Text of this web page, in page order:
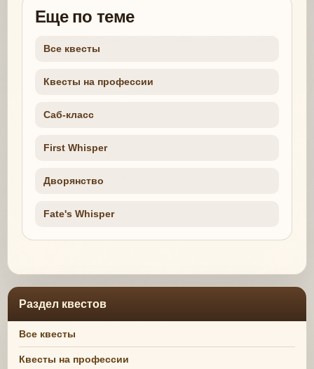
Еще по теме
Все квесты
Квесты на профессии
Саб-класс
First Whisper
Дворянство
Fate's Whisper
Раздел квестов
Все квесты
Квесты на профессии